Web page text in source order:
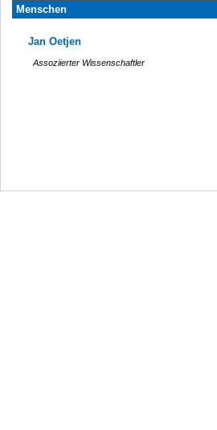
Menschen
Jan Oetjen
Assoziierter Wissenschaftler